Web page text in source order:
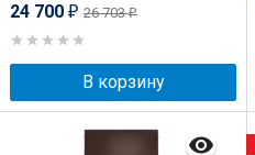
24 700 ₽ 26 703₽
В корзину